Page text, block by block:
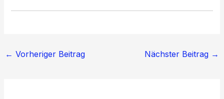
← Vorheriger Beitrag Nächster Beitrag →